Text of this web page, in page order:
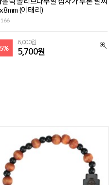
(이태리)
5%
6,000원
5,700원